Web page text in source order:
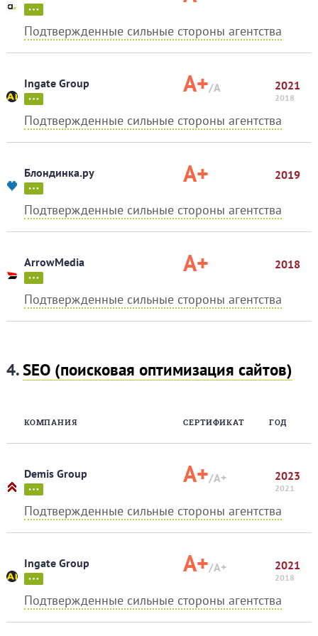
Подтвержденные сильные стороны агентства
Ingate Group A+/A 2021
2018
Подтвержденные сильные стороны агентства
Блондинка.ру A+ 2019
Подтвержденные сильные стороны агентства
ArrowMedia A+ 2018
Подтвержденные сильные стороны агентства
4.SEO (поисковая оптимизация сайтов)
КОМПАНИЯ СЕРТИФИКАТ ГОД
Demis Group A+/A+ 2023
2021
Подтвержденные сильные стороны агентства
Ingate Group A+/A+ 2021
2018
Подтвержденные сильные стороны агентства